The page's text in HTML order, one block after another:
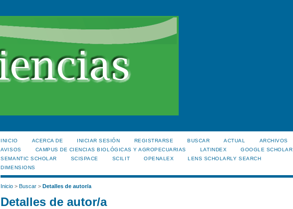
INICIO ACERCA DE INICIAR SESIÓN REGISTRARSE BUSCAR ACTUAL
ARCHIVOS
AVISOS
CAMPUS DE CIENCIAS BIOLÓGICAS Y AGROPECUARIAS LATINDEX
GOOGLE SCHOLAR
SEMANTIC SCHOLAR
SCISPACE SCILIT OPENALEX
LENS SCHOLARLY SEARCH
DIMENSIONS
Inicio >Buscar >Detalles de autor/a
Detalles de autor/a